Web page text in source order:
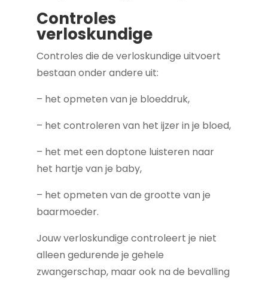
Controles
verloskundige
Controles die de verloskundige uitvoert
bestaan onder andere uit:
– het opmeten van je bloeddruk,
– het controleren van het ijzer in je bloed,
– het met een doptone luisteren naar
het hartje van je baby,
– het opmeten van de grootte van je
baarmoeder.
Jouw verloskundige controleert je niet
alleen gedurende je gehele
zwangerschap, maar ook na de bevalling